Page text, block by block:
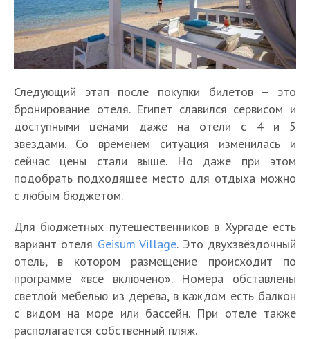
Следующий этап после покупки билетов – это
бронирование отеля. Египет славился сервисом и
доступными ценами даже на отели с 4 и 5
звездами. Со временем ситуация изменилась и
сейчас цены стали выше. Но даже при этом
подобрать подходящее место для отдыха можно
с любым бюджетом.
Для бюджетных путешественников в Хургаде есть
вариант отеля Geisum Village. Это двухзвёздочный
отель, в котором размещение происходит по
программе «все включено». Номера обставлены
светлой мебелью из дерева, в каждом есть балкон
с видом на море или бассейн. При отеле также
располагается собственный пляж.